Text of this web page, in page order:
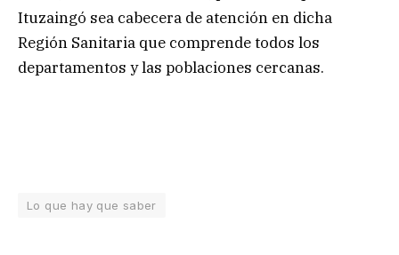
Ituzaingó sea cabecera de atención en dicha
Región Sanitaria que comprende todos los
departamentos y las poblaciones cercanas.
Lo que hay que saber